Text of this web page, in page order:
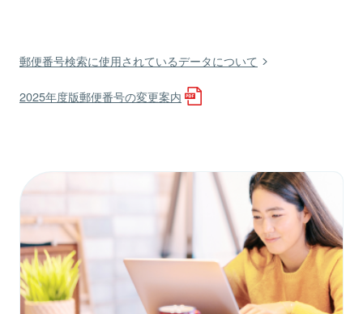
郵便番号検索に使用されているデータについて
2025年度版郵便番号の変更案内